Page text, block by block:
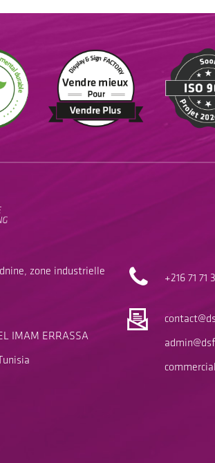
zone industrielle
IMAM ERRASSA
+216 7171